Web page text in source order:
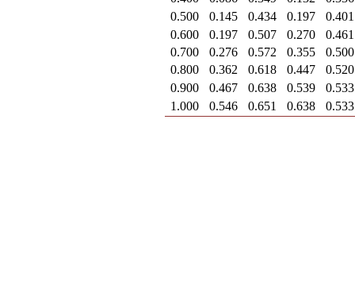
0.500
0.145 0.434 0.197
0.401
0.600
0.197 0.507 0.270
0.461
0.700
0.276 0.572 0.355
0.500
0.800
0.362 0.618 0.447
0.520
0.900
0.467 0.638 0.539
0.533
1.000
0.546 0.651 0.638 0.533